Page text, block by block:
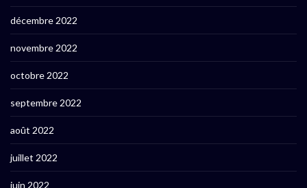
décembre 2022
novembre 2022
octobre 2022
septembre 2022
août 2022
juillet 2022
juin 2022